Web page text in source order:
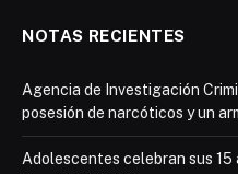
NOTAS RECIENTES
Agencia de Investigación
posesión de narcóticos y un
Adolescentes celebran sus 15